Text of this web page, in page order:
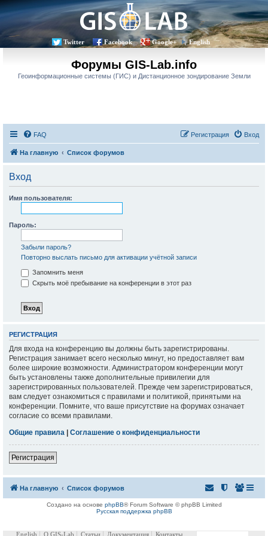
Twitter Facebook Google+ English
Форумы GIS-Lab.info
Геоинформационные системы (ГИС) и Дистанционное зондирование Земли
FAQ Вход
Регистрация
На главную Список форумов
Вход
Имя пользователя:
Пароль:
Забыли пароль?
Повторно выслать письмо для активации учётной записи
Запомнить меня
Скрыть моё пребывание на конференции в этот раз
РЕГИСТРАЦИЯ
Для входа на конференцию вы должны быть зарегистрированы.
Регистрация занимает всего несколько минут, но предоставляет вам
более широкие возможности. Администратором конференции могут
быть установлены также дополнительные привилегии для
зарегистрированных пользователей. Прежде чем зарегистрироваться,
вам следует ознакомиться с правилами и политикой, принятыми на
конференции. Помните, что ваше присутствие на форумах означает
согласие со всеми правилами.
Общие правила | Соглашение о конфиденциальности
Регистрация
На главную Список форумов
Создано на основе phpBB® Forum Software © phpBB Limited
Русская поддержка phpBB
English О GIS-Lab Статьи Документация Контакты